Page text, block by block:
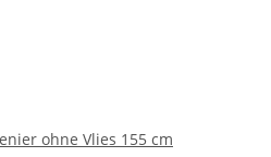
ohne Vlies 155 cm